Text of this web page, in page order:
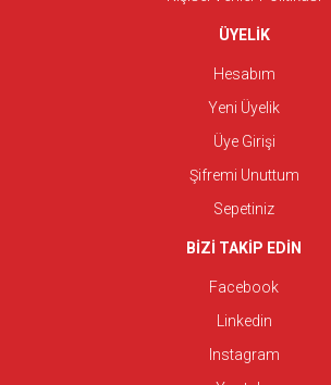
ÜYELİK
Hesabım
Yeni Üyelik
Üye Girişi
Şifremi Unuttum
Sepetiniz
BİZİ TAKİP EDİN
Facebook
Linkedin
Instagram